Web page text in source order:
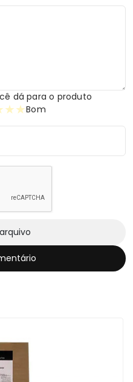
dá para o produto
★
★ Bom